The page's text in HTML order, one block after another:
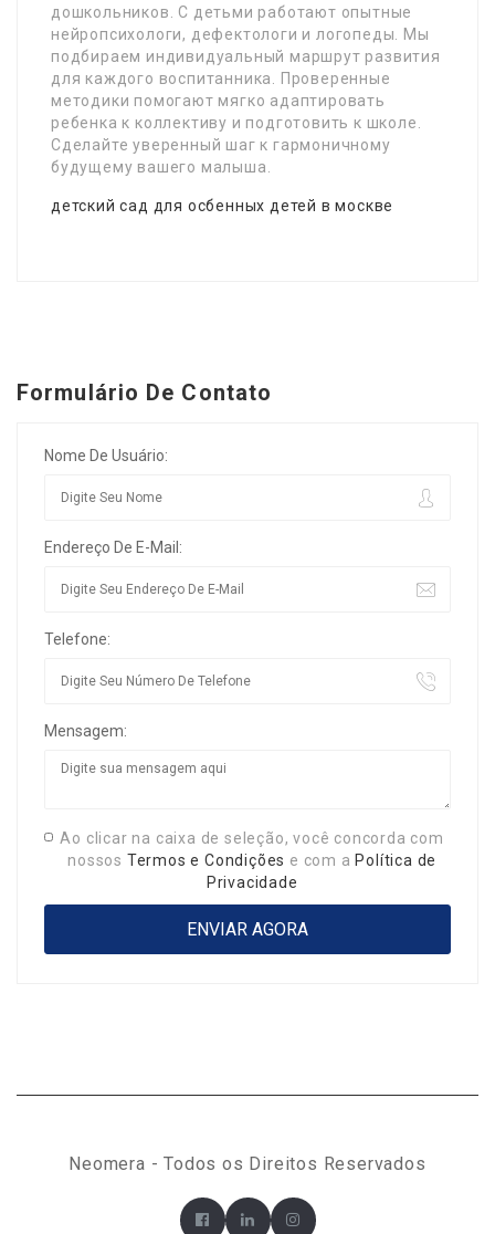
дошкольников. С детьми работают опытные
нейропсихологи, дефектологи и логопеды. Мы
подбираем индивидуальный маршрут развития
для каждого воспитанника. Проверенные
методики помогают мягко адаптировать
ребенка к коллективу и подготовить к школе.
Сделайте уверенный шаг к гармоничному
будущему вашего малыша.
детский сад для осбенных детей в москве
Formulário De Contato
Nome De Usuário:
Endereço De E-Mail:
Telefone:
Mensagem:
Ao clicar na caixa de seleção, você concorda com
nossos Termos e Condições e com a Política de
Privacidade
Neomera - Todos os Direitos Reservados